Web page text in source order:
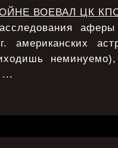
ВОЕВАЛ ЦК
американских
...